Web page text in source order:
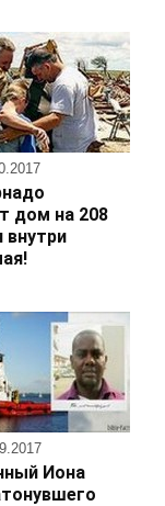
дом на 208
внутри
Иона